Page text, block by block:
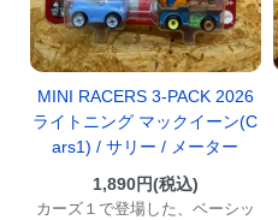
MINI RACERS 3-PACK 2026
ライトニング マックイーン(C
ars1) / サリー / メーター
1,890円(税込)
カーズ１で登場した、ベーシッ